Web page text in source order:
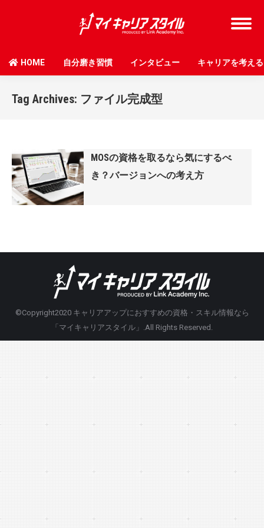
HOME 自分磨き習慣 インタビュー キャリアを考える
Tag Archives: ファイル完成型
MOSの資格を取るなら気にするべ
き？バージョンへの考え方
©Copyright2020 キャリアアップにおすすめの資格・スキル情報なら
「マイキャリアスタイル」
.All Rights Reserved.